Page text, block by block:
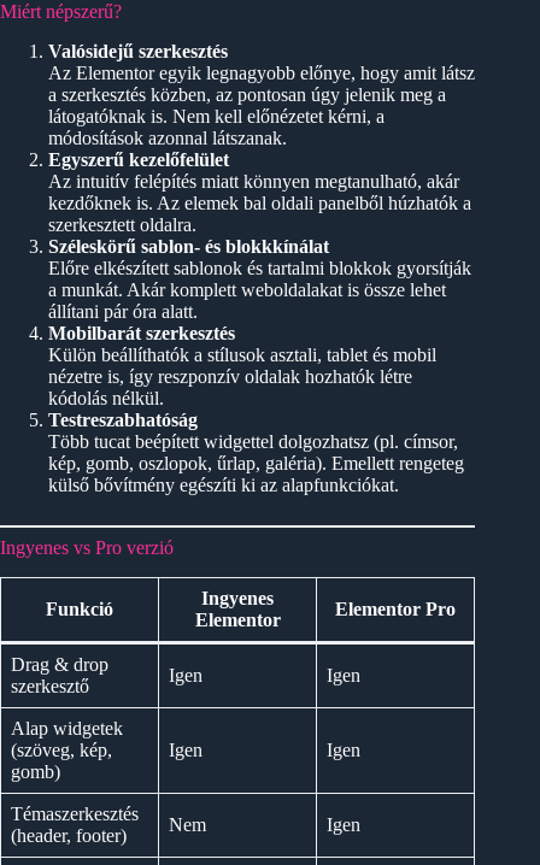
Miért népszerű?
Valósidejű szerkesztés
Az Elementor egyik legnagyobb előnye, hogy amit látsz
a szerkesztés közben, az pontosan úgy jelenik meg a
látogatóknak is. Nem kell előnézetet kérni, a
módosítások azonnal látszanak.
Egyszerű kezelőfelület
Az intuitív felépítés miatt könnyen megtanulható, akár
kezdőknek is. Az elemek bal oldali panelből húzhatók a
szerkesztett oldalra.
Széleskörű sablon- és blokkkínálat
Előre elkészített sablonok és tartalmi blokkok gyorsítják
a munkát. Akár komplett weboldalakat is össze lehet
állítani pár óra alatt.
Mobilbarát szerkesztés
Külön beállíthatók a stílusok asztali, tablet és mobil
nézetre is, így reszponzív oldalak hozhatók létre
kódolás nélkül.
Testreszabhatóság
Több tucat beépített widgettel dolgozhatsz (pl. címsor,
kép, gomb, oszlopok, űrlap, galéria). Emellett rengeteg
külső bővítmény egészíti ki az alapfunkciókat.
Ingyenes vs Pro verzió
Funkció
Ingyenes
Elementor
Elementor Pro
Drag & drop
szerkesztő
Igen Igen
Alap widgetek
(szöveg, kép,
gomb)
Igen Igen
Témaszerkesztés
(header, footer)
Nem Igen